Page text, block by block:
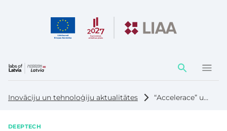
Darbības
elementi
Inovāciju un tehnoloģiju aktualitātes “Accelerace” un “UniLab” sadarbosies ar mērķi attīstīt jaunuzņēmumus
DEEPTECH